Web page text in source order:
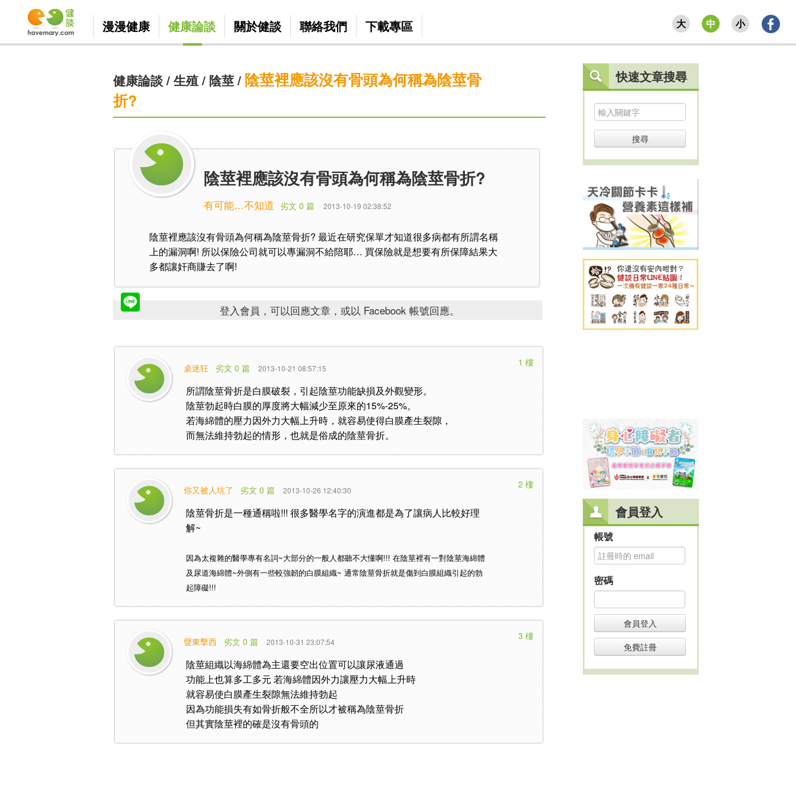
漫漫健康 健康論談 關於健談 聯絡我們 下載專區 大 中 小
健康論談/ 生殖/ 陰莖/ 陰莖裡應該沒有骨頭為何稱為陰莖骨
折?
陰莖裡應該沒有骨頭為何稱為陰莖骨折?
有可能…不知道 劣文 0 篇 2013-10-19 02:38:52
陰莖裡應該沒有骨頭為何稱為陰莖骨折? 最近在研究保單才知道很多病都有所謂名稱
上的漏洞啊! 所以保險公司就可以專漏洞不給陪耶… 買保險就是想要有所保障結果大
多都讓奸商賺去了啊!
登入會員，可以回應文章，或以 Facebook 帳號回應。
桌迷狂 劣文 0 篇 2013-10-21 08:57:15
1 樓
所謂陰莖骨折是白膜破裂，引起陰莖功能缺損及外觀變形。
陰莖勃起時白膜的厚度將大幅減少至原來的15%-25%。
若海綿體的壓力因外力大幅上升時，就容易使得白膜產生裂隙，
而無法維持勃起的情形，也就是俗成的陰莖骨折。
你又被人坑了 劣文 0 篇 2013-10-26 12:40:30
2 樓
陰莖骨折是一種通稱啦!!! 很多醫學名字的演進都是為了讓病人比較好理
解~
因為太複雜的醫學專有名詞~大部分的一般人都聽不大懂啊!!! 在陰莖裡有一對陰莖海綿體
及尿道海綿體~外側有一些較強韌的白膜組織~ 通常陰莖骨折就是傷到白膜組織引起的勃
起障礙!!!
聲東擊西 劣文 0 篇 2013-10-31 23:07:54
3 樓
陰莖組織以海綿體為主還要空出位置可以讓尿液通過
功能上也算多工多元 若海綿體因外力讓壓力大幅上升時
就容易使白膜產生裂隙無法維持勃起
因為功能損失有如骨折般不全所以才被稱為陰莖骨折
但其實陰莖裡的確是沒有骨頭的
快速文章搜尋
搜尋
會員登入
帳號
密碼
會員登入
免費註冊